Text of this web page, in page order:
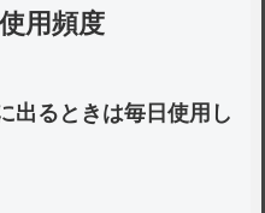
用頻度
出るときは毎日使用し